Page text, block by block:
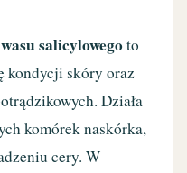
salicylowegoto
kondycji skóry oraz
Działa
komórek naskórka,
cery. W